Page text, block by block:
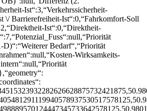
Ist“:3,“Verkehrssicherheit-
\/ Barrierefreiheit-Ist“:0,“Fahrkomfort-Soll
Ist“:0,“Direktheit-
Bedarf“,“Priorität
Wirksamkeits-